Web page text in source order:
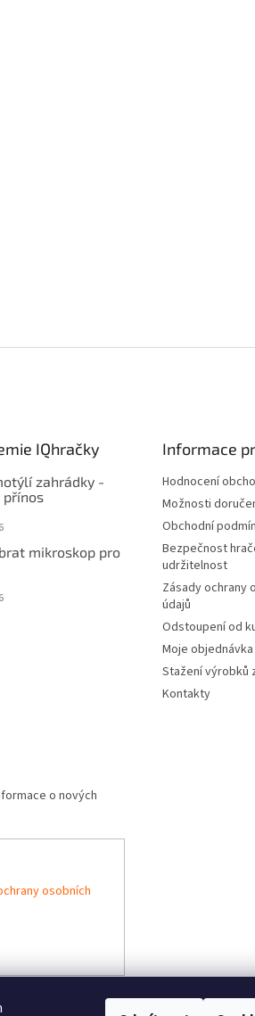
IQhračky
zahrádky -
přínos
mikroskop pro
Informace
Hodnocení
Možnosti
Obchodní
Bezpečnost
udržitelnost
Zásady ochrany
údajů
Odstoupení od
Moje objednávka
Stažení výrobků
Kontakty
o nových
osobních